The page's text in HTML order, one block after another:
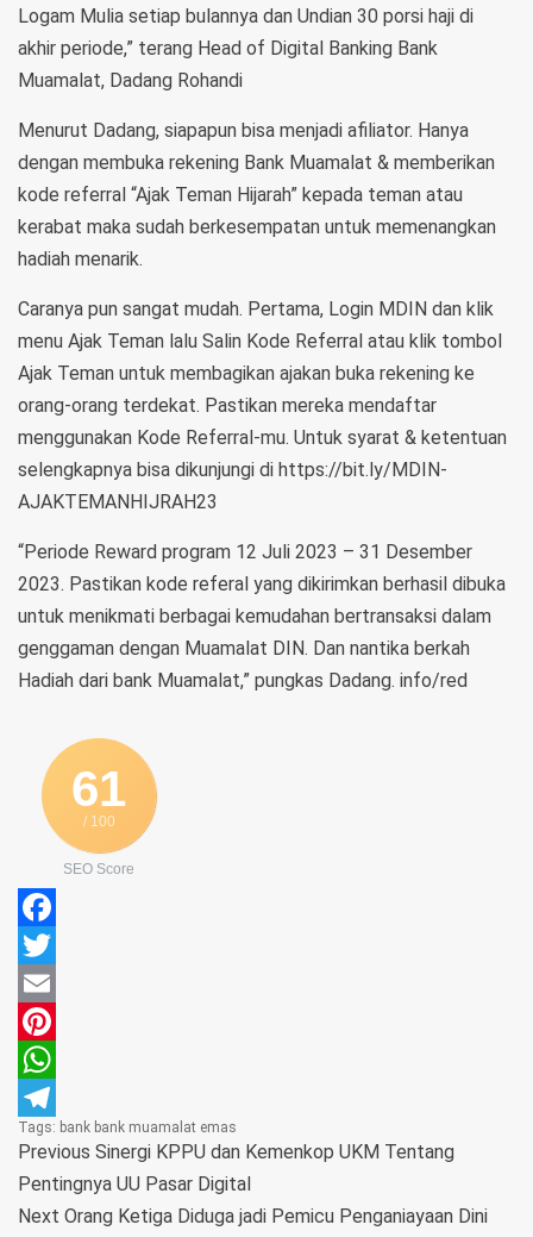
Logam Mulia setiap bulannya dan Undian 30 porsi haji di
akhir periode,” terang Head of Digital Banking Bank
Muamalat, Dadang Rohandi
Menurut Dadang, siapapun bisa menjadi afiliator. Hanya
dengan membuka rekening Bank Muamalat & memberikan
kode referral “Ajak Teman Hijarah” kepada teman atau
kerabat maka sudah berkesempatan untuk memenangkan
hadiah menarik.
Caranya pun sangat mudah. Pertama, Login MDIN dan klik
menu Ajak Teman lalu Salin Kode Referral atau klik tombol
Ajak Teman untuk membagikan ajakan buka rekening ke
orang-orang terdekat. Pastikan mereka mendaftar
menggunakan Kode Referral-mu. Untuk syarat & ketentuan
selengkapnya bisa dikunjungi di https://bit.ly/MDIN-
AJAKTEMANHIJRAH23
“Periode Reward program 12 Juli 2023 – 31 Desember
2023. Pastikan kode referal yang dikirimkan berhasil dibuka
untuk menikmati berbagai kemudahan bertransaksi dalam
genggaman dengan Muamalat DIN. Dan nantika berkah
Hadiah dari bank Muamalat,” pungkas Dadang. info/red
61
/ 100
SEO Score
Facebook
Twitter
Email
Pinterest
WhatsApp
Telegram
Tags: bank bank muamalat emas
Previous Sinergi KPPU dan Kemenkop UKM Tentang
Pentingnya UU Pasar Digital
Next Orang Ketiga Diduga jadi Pemicu Penganiayaan Dini